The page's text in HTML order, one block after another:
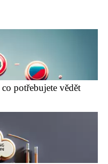
potřebujete vědět